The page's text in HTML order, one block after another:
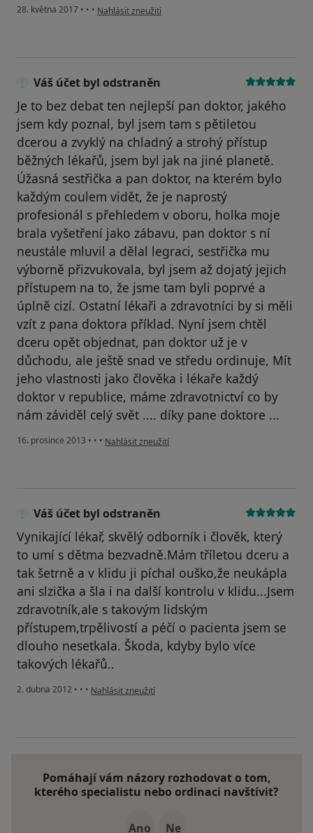
28. května 2017 • • • podle názoru uživatele Váš účet byl odstraněn
Nahlásit zneužití
Váš účet byl odstraněn
Je to bez debat ten nejlepší pan doktor, jakého
jsem kdy poznal, byl jsem tam s pětiletou
dcerou a zvyklý na chladný a strohý přístup
běžných lékařů, jsem byl jak na jiné planetě.
Úžasná sestřička a pan doktor, na kterém bylo
každým coulem vidět, že je naprostý
profesionál s přehledem v oboru, holka moje
brala vyšetření jako zábavu, pan doktor s ní
neustále mluvil a dělal legraci, sestřička mu
výborně přizvukovala, byl jsem až dojatý jejich
přístupem na to, že jsme tam byli poprvé a
úplně cizí. Ostatní lékaři a zdravotníci by si měli
vzít z pana doktora příklad. Nyní jsem chtěl
dceru opět objednat, pan doktor už je v
důchodu, ale ještě snad ve středu ordinuje, Mít
jeho vlastnosti jako člověka i lékaře každý
doktor v republice, máme zdravotnictví co by
nám záviděl celý svět .... díky pane doktore ...
16. prosince 2013 • • • podle názoru uživatele Váš účet byl odstraněn
Nahlásit zneužití
Váš účet byl odstraněn
Vynikající lékař, skvělý odborník i člověk, který
to umí s dětma bezvadně.Mám tříletou dceru a
tak šetrně a v klidu ji píchal ouško,že neukápla
ani slzička a šla i na další kontrolu v klidu...Jsem
zdravotník,ale s takovým lidským
přístupem,trpělivostí a péčí o pacienta jsem se
dlouho nesetkala. Škoda, kdyby bylo více
takových lékařů..
2. dubna 2012 • • • podle názoru uživatele Váš účet byl odstraněn
Nahlásit zneužití
Pomáhají vám názory rozhodovat o tom,
kterého specialistu nebo ordinaci navštívit?
Ano Ne